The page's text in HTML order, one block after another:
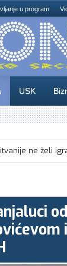
u program
USK